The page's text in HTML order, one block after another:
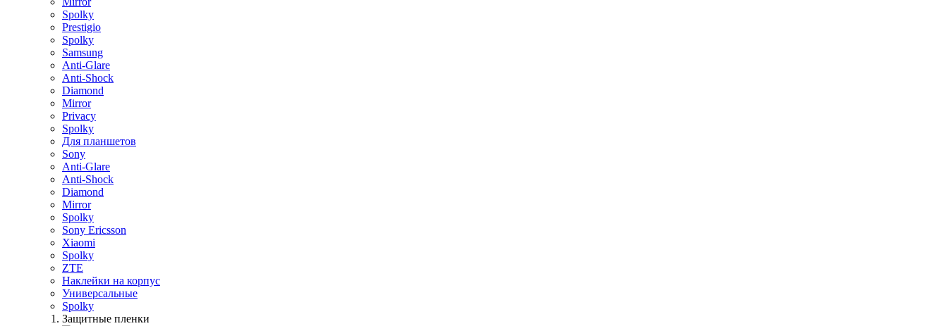
Spolky
Prestigio
Spolky
Samsung
Anti-Glare
Anti-Shock
Diamond
Mirror
Privacy
Spolky
Для планшетов
Sony
Anti-Glare
Anti-Shock
Diamond
Mirror
Spolky
Sony Ericsson
Xiaomi
Spolky
ZTE
Наклейки на корпус
Универсальные
Spolky
Защитные пленки